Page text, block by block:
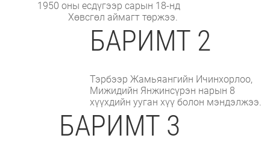
1950 оны есдүгээр сарын 18-нд
Хөвсгөл аймагт төржээ.
БАРИМТ 2
Тэрбээр Жамьяангийн Ичинхорлоо,
Мижидийн Янжинсүрэн нарын 8
хүүхдийн ууган хүү болон мэндэлжээ.
БАРИМТ 3